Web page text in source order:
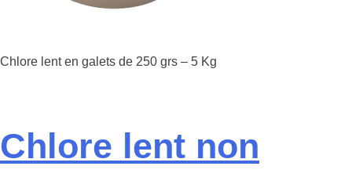
Chlore lent en galets de 250 grs – 5 Kg
Chlore lent non